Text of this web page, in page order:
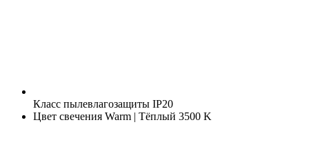
Класс пылевлагозащиты IP20
Цвет свечения Warm | Тёплый 3500 K